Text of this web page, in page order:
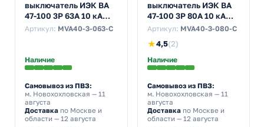
выключатель ИЭК ВА
47-100 3Р 63А 10 кА
характеристика С
Артикул: MVA40-3-063-C
Наличие
Самовывоз из ПВЗ:
м. Новохохловская — 11
августа
Доставка по Москве и
области — 12 августа
выключатель ИЭК ВА
47-100 3Р 80А 10 кА
характеристика С
электрический)
Артикул: MVA40-3-080-C
★4,5(2)
Наличие
Самовывоз из ПВЗ:
м. Новохохловская — 11
августа
Доставкапо Москве и
области — 12 августа